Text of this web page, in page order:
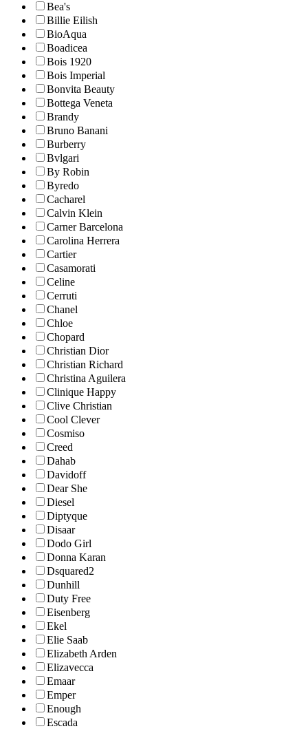
Bea's
Billie Eilish
BioAqua
Boadicea
Bois 1920
Bois Imperial
Bonvita Beauty
Bottega Veneta
Brandy
Bruno Banani
Burberry
Bvlgari
By Robin
Byredo
Cacharel
Calvin Klein
Carner Barcelona
Carolina Herrera
Cartier
Casamorati
Celine
Cerruti
Chanel
Chloe
Chopard
Christian Dior
Christian Richard
Christina Aguilera
Clinique Happy
Clive Christian
Cool Clever
Cosmiso
Creed
Dahab
Davidoff
Dear She
Diesel
Diptyque
Disaar
Dodo Girl
Donna Karan
Dsquared2
Dunhill
Duty Free
Eisenberg
Ekel
Elie Saab
Elizabeth Arden
Elizavecca
Emaar
Emper
Enough
Escada